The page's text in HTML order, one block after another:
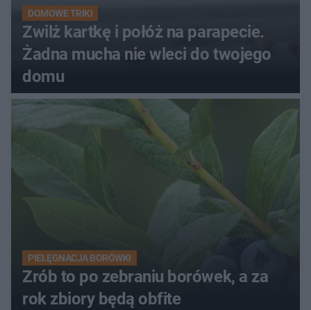
DOMOWE TRIKI
Zwilż kartkę i połóż na parapecie.
Żadna mucha nie wleci do twojego
domu
PIELĘGNACJA BORÓWKI
Zrób to po zebraniu borówek, a za
rok zbiory będą obfite